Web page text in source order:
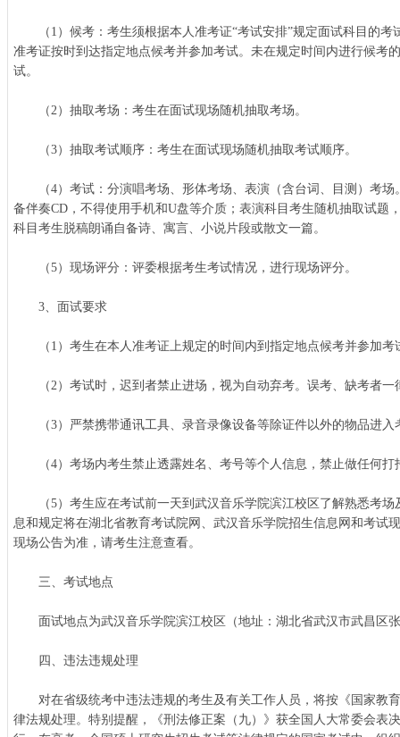
（1）候考：考生须根据本人准考证“考试安排”规定面试科目的考
准考证按时到达指定地点候考并参加考试。未在规定时间内进行候考
试。
（2）抽取考场：考生在面试现场随机抽取考场。
（3）抽取考试顺序：考生在面试现场随机抽取考试顺序。
（4）考试：分演唱考场、形体考场、表演（含台词、目测）考场
备伴奏CD，不得使用手机和U盘等介质；表演科目考生随机抽取试题
科目考生脱稿朗诵自备诗、寓言、小说片段或散文一篇。
（5）现场评分：评委根据考生考试情况，进行现场评分。
3、面试要求
（1）考生在本人准考证上规定的时间内到指定地点候考并参加考
（2）考试时，迟到者禁止进场，视为自动弃考。误考、缺考者一
（3）严禁携带通讯工具、录音录像设备等除证件以外的物品进入
（4）考场内考生禁止透露姓名、考号等个人信息，禁止做任何打
（5）考生应在考试前一天到武汉音乐学院滨江校区了解熟悉考场
息和规定将在湖北省教育考试院网、武汉音乐学院招生信息网和考试
现场公告为准，请考生注意查看。
三、考试地点
面试地点为武汉音乐学院滨江校区（地址：湖北省武汉市武昌区
四、违法违规处理
对在省级统考中违法违规的考生及有关工作人员，将按《国家教
律法规处理。特别提醒，《刑法修正案（九）》获全国人大常委会表